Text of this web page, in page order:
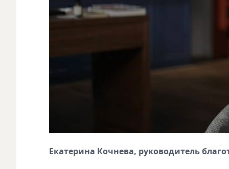
Екатерина Кочнева, руководитель